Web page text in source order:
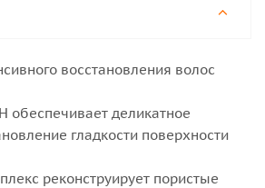
восстановления волос
обеспечивает деликатное
гладкости поверхности
реконструирует пористые